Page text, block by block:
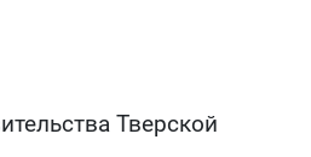
Тверской